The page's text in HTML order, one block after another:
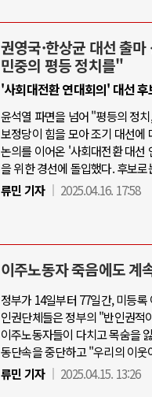
권영국·한상균 대선 출
민중의 평등 정치를"
'사회대전환 연대회의' 대선 후
윤석열 파면을 넘어 "평등의 정
보정당이 힘을 모아 조기 대선에
논의를 이어온 '사회대전환 대
을 위한 경선에 돌입했다. 후보로
류민 기자
2025.04.16. 17:58
이주노동자 죽음에도
정부가 14일부터 77일간, 미등
인권단체들은 정부의 "반인권적
이주노동자들이 다치고 목숨을
동단속을 중단하고 "우리의 이웃
류민 기자
2025.04.15. 13:26